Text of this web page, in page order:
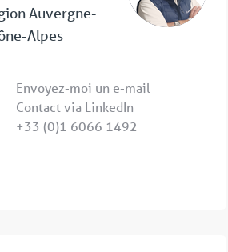
Auvergne-
Alpes
Envoyez-moi un e-mail
Contact via LinkedIn
+33 (0)1 6066 1492